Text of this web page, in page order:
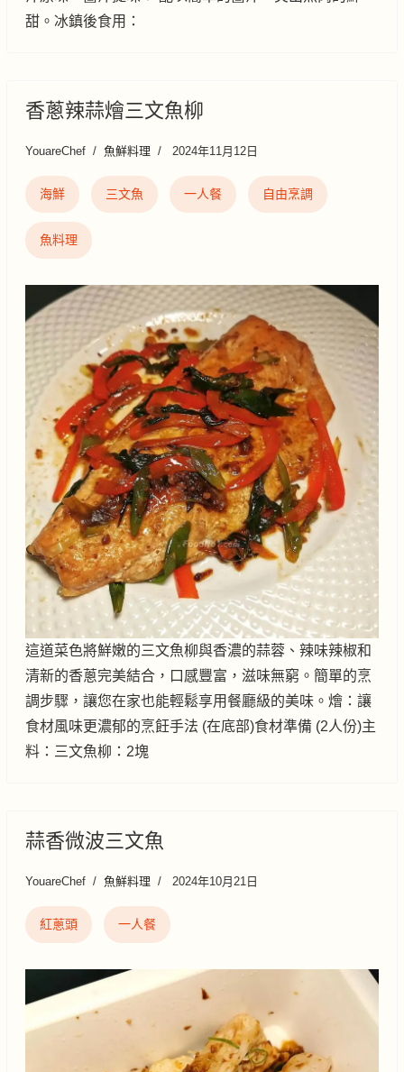
甜。冰鎮後食用：
香蔥辣蒜燴三文魚柳
YouareChef 魚鮮料理 2024年11月12日
海鮮 三文魚 一人餐 自由烹調
魚料理
這道菜色將鮮嫩的三文魚柳與香濃的蒜蓉、辣味辣椒和
清新的香蔥完美結合，口感豐富，滋味無窮。簡單的烹
調步驟，讓您在家也能輕鬆享用餐廳級的美味。燴：讓
食材風味更濃郁的烹飪手法 (在底部)食材準備 (2人份)主
料：三文魚柳：2塊
蒜香微波三文魚
YouareChef 魚鮮料理 2024年10月21日
紅蔥頭 一人餐